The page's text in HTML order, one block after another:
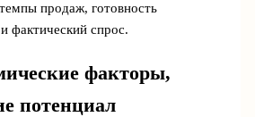
продаж, готовность
фактический спрос.
факторы,
потенциал